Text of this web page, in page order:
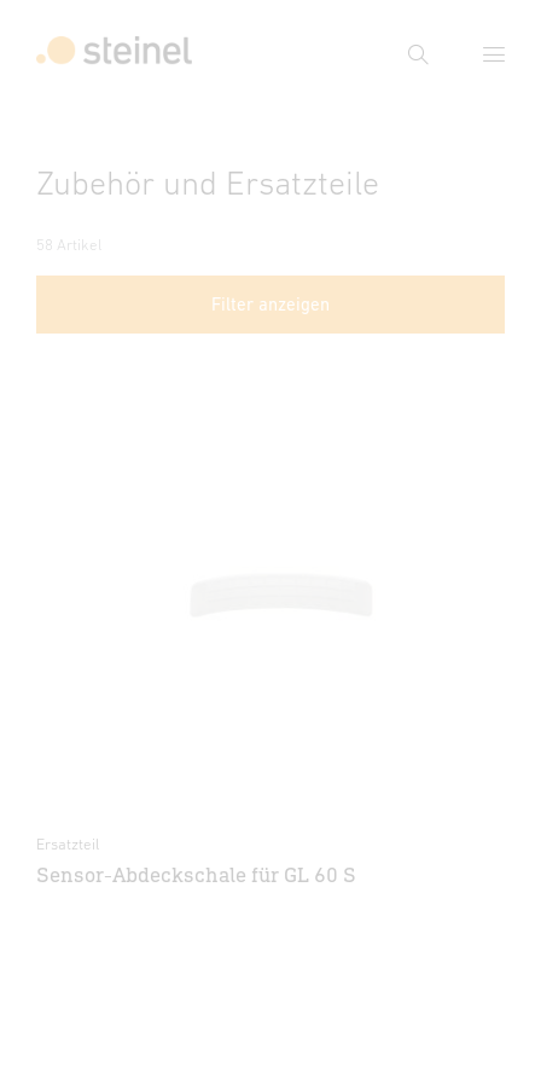
Suche
Suche
Zubehör und Ersatzteile
58 Artikel
Filter anzeigen
Ersatzteil
Sensor-Abdeckschale für GL 60 S